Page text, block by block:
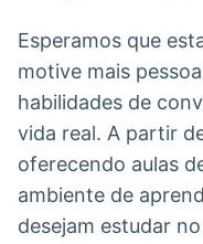
Esperamos que
motive mais
habilidades de
vida real. A partir
oferecendo aulas
ambiente de
desejam estudar